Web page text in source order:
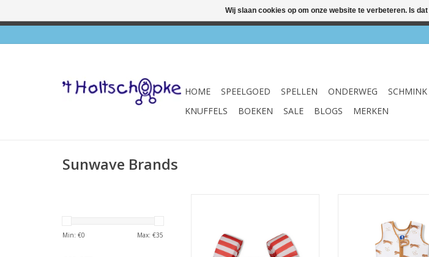
HOME SPEELGOED SPELLEN ONDERWEG
KNUFFELS
BOEKEN SALE BLOGS MERKEN
Sunwave Brands
Min: €0 Max: €35
TOEVOEGEN AAN
Wij slaan cookies op om onze website te verbeteren. Is
✔ Winkel & webshop ✔ Gratis verzenden